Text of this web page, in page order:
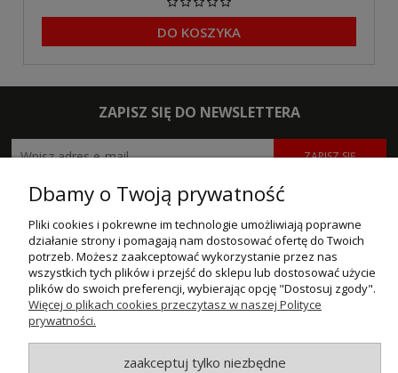
DO KOSZYKA
ZAPISZ SIĘ DO NEWSLETTERA
ZAPISZ SIĘ
POMOC
MOJE KONTO
PŁATNOŚCI I DOSTAWA
O NAS
Dbamy o Twoją prywatność
Pliki cookies i pokrewne im technologie umożliwiają poprawne
działanie strony i pomagają nam dostosować ofertę do Twoich
potrzeb. Możesz zaakceptować wykorzystanie przez nas
wszystkich tych plików i przejść do sklepu lub dostosować użycie
plików do swoich preferencji, wybierając opcję "Dostosuj zgody".
Więcej o plikach cookies przeczytasz w naszej Polityce
prywatności.
zaakceptuj tylko niezbędne